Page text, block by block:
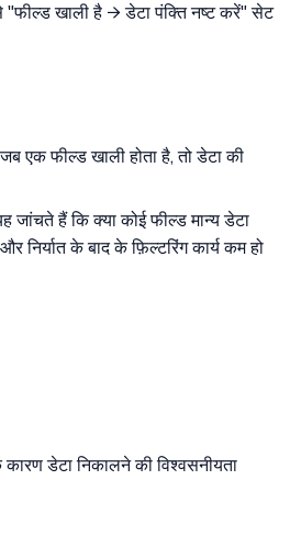
खाली है → डेटा पंक्ति नष्ट करें" सेट
एक फील्ड खाली होता है, तो डेटा की
जांचते हैं कि क्या कोई फील्ड मान्य डेटा
निर्यात के बाद के फ़िल्टरिंग कार्य कम हो
डेटा निकालने की विश्वसनीयता